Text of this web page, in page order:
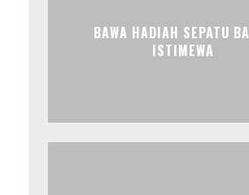
BAWA HADIAH SEPATU
ISTIMEWA